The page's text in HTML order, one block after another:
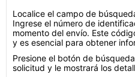
Localice el campo de
Ingrese el número de
momento del envío. Este
y es esencial para obtener
Presione el botón de
solicitud y le mostrará los